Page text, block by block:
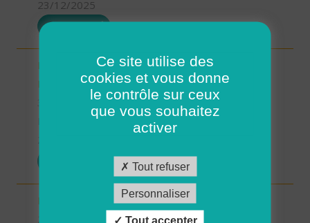
23/12/2025
POSTULER
INTERVENANT.E A DOMICILE - MARTIGNE-
RETIERS (H/F)
35 - Ille-et-Vilaine
Possibilité de CDI ou CDD
Intervenant à Domicile sur ROSCOFF (H/F)
Ce site utilise des
cookies et vous donne
le contrôle sur ceux
que vous souhaitez
activer
Tout refuser
Personnaliser
Tout accepter